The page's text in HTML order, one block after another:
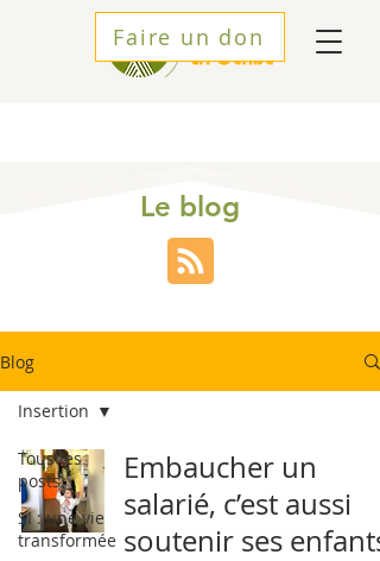
Faire un don
Le blog
Blog
Tous les
posts
SI : une vie
transformée
Insertion
Embaucher un
salarié, c’est aussi
soutenir ses enfants